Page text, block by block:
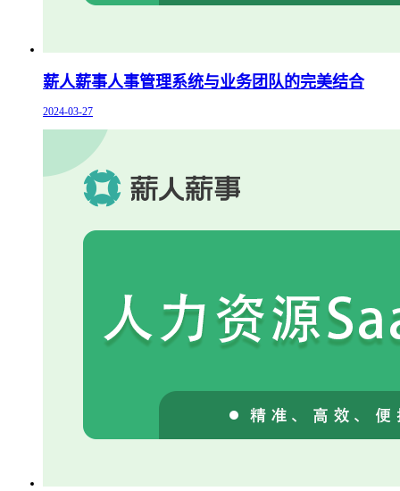
薪人薪事人事管理系统与业务团队的完美结合
2024-03-27